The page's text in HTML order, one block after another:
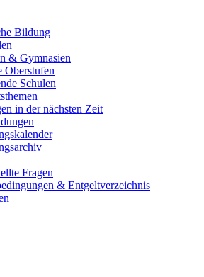
Bildung
& Gymnasien
Oberstufen
Schulen
in der nächsten Zeit
Fragen
& Entgeltverzeichnis